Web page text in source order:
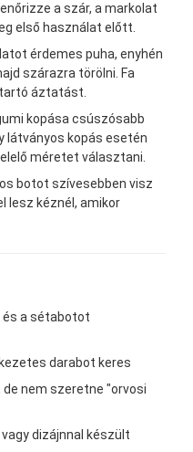
a szár, a markolat
első használat előtt.
érdemes puha, enyhén
szárazra törölni. Fa
áztatást.
kopása csúszósabb
látványos kopás esetén
méretet választani.
botot szívesebben visz
lesz kéznél, amikor
és a sétabotot
darabot keres
nem szeretne "orvosi
dizájnnal készült